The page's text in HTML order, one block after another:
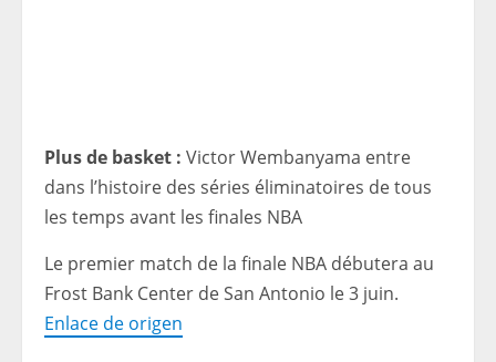
Plus de basket : Victor Wembanyama entre
dans l’histoire des séries éliminatoires de tous
les temps avant les finales NBA
Le premier match de la finale NBA débutera au
Frost Bank Center de San Antonio le 3 juin.
Enlace de origen